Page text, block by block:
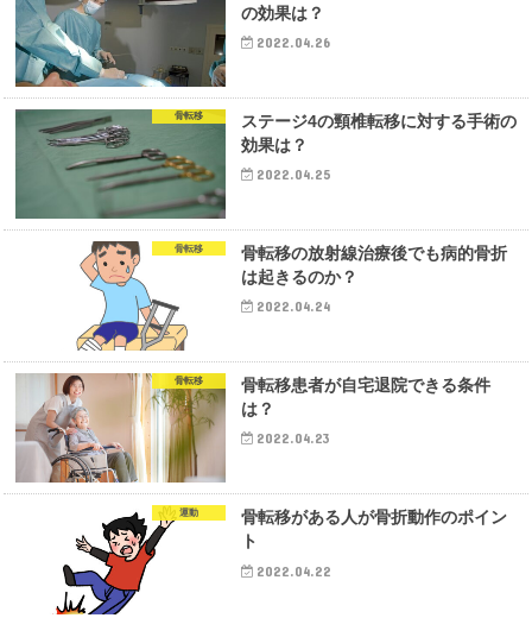
の効果は？
2022.04.26
骨転移
ステージ4の頸椎転移に対する手術の
効果は？
2022.04.25
骨転移
骨転移の放射線治療後でも病的骨折
は起きるのか？
2022.04.24
骨転移
骨転移患者が自宅退院できる条件
は？
2022.04.23
運動
骨転移がある人が骨折動作のポイン
ト
2022.04.22